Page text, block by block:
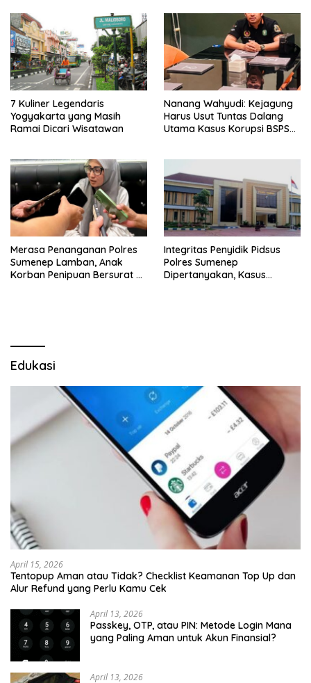
7 Kuliner Legendaris
Yogyakarta yang Masih
Ramai Dicari Wisatawan
Nanang Wahyudi: Kejagung
Harus Usut Tuntas Dalang
Utama Kasus Korupsi BSPS
Merasa Penanganan Polres
Sumenep Lamban, Anak
Korban Penipuan Bersurat ke
Integritas Penyidik Pidsus
Polres Sumenep
Dipertanyakan, Kasus
Edukasi
April 15, 2026
Tentopup Aman atau Tidak? Checklist Keamanan Top Up dan
Alur Refund yang Perlu Kamu Cek
April 13, 2026
Passkey, OTP, atau PIN: Metode Login Mana
yang Paling Aman untuk Akun Finansial?
April 13, 2026